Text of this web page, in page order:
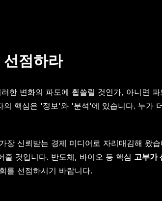
점하라
한 변화의 파도에 휩쓸릴 것인가, 아니면
핵심은 '정보'와 '분석'에 있습니다. 누가
장 신뢰받는 경제 미디어로 자리매김해 왔
것입니다. 반도체, 바이오 등 핵심 고부가
를 선점하시기 바랍니다.